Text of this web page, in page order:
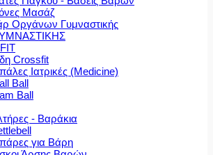
Μασάζ
Οργάνων Γυμναστικής
Crossfit
Ιατρικές (Medicine)
Ball
Ball
- Βαράκια
για Βάρη